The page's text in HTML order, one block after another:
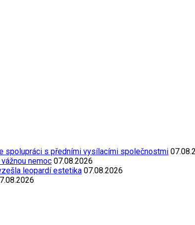
spolupráci s předními vysílacími společnostmi
nemoc 07.08.2026
leopardí estetika 07.08.2026